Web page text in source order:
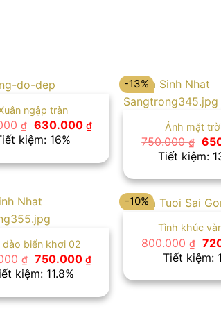
ngập tràn
₫ Giá
gốc
là:
630.000 ₫Giá
hiện
630.000 ₫.
kiệm: 16%
-13%
Ánh mặt
750.000₫ Giá
gốc
là:
Tiết kiệm:
dào biển khơi 02
₫ Giá
gốc
là:
750.000₫Giá
750.000 ₫.
kiệm: 11.8%
-10%
Tình khúc
800.000₫ Giá
gốc
là:
Tiết kiệm: